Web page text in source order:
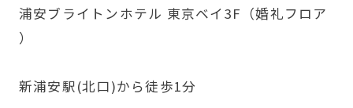
浦安ブライトンホテル 東京ベイ3F（婚礼フロア
）
新浦安駅(北口)から徒歩1分